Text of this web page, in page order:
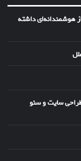
هوشمندانه‌ای داشته
سایت و سئو